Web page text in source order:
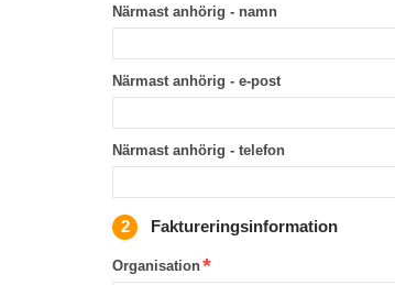
Närmast anhörig - namn
Närmast anhörig - e-post
Närmast anhörig - telefon
Faktureringsinformation
Organisation